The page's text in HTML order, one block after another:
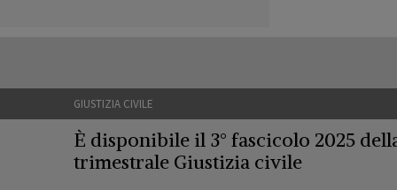
GIUSTIZIA CIVILE
È disponibile il 3° fascicolo 2025
trimestrale Giustizia civile